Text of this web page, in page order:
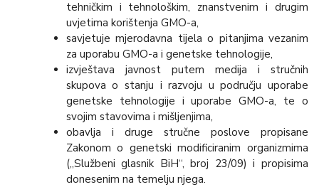
tehničkim i tehnološkim, znanstvenim i drugim
uvjetima korištenja GMO-a,
savjetuje mjerodavna tijela o pitanjima vezanim
za uporabu GMO-a i genetske tehnologije,
izvještava javnost putem medija i stručnih
skupova o stanju i razvoju u području uporabe
genetske tehnologije i uporabe GMO-a, te o
svojim stavovima i mišljenjima,
obavlja i druge stručne poslove propisane
Zakonom o genetski modificiranim organizmima
(„Službeni glasnik BiH“, broj 23/09) i propisima
donesenim na temelju njega.